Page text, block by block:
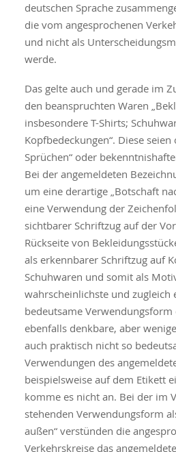
deutschen Sprache
die vom angesprochenen
und nicht als
werde.
Das gelte auch und gerade im
den beanspruchten Waren
insbesondere T-Shirts;
Kopfbedeckungen“. Diese
Sprüchen“ oder
Bei der angemeldeten
um eine derartige „Botschaft
eine Verwendung der
sichtbarer Schriftzug auf der
Rückseite von
als erkennbarer Schriftzug auf
Schuhwaren und somit als
wahrscheinlichste und zugleich
bedeutsame
ebenfalls denkbare, aber
auch praktisch nicht so
Verwendungen des
beispielsweise auf dem Etikett
komme es nicht an. Bei der im
stehenden Verwendungsform
außen“ verstünden die
Verkehrskreise das